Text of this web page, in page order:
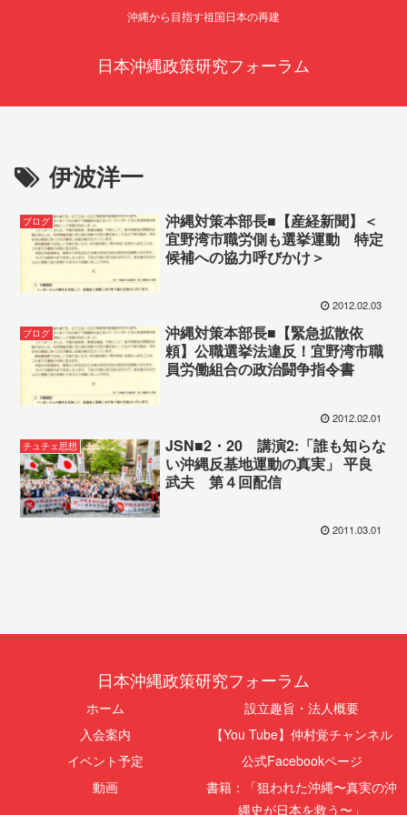
沖縄から目指す祖国日本の再建
日本沖縄政策研究フォーラム
伊波洋一
ブログ
沖縄対策本部長■【産経新聞】＜
宜野湾市職労側も選挙運動 特定
候補への協力呼びかけ＞
2012.02.03
ブログ
沖縄対策本部長■【緊急拡散依
頼】公職選挙法違反！宜野湾市職
員労働組合の政治闘争指令書
2012.02.01
チュチェ思想
JSN■2・20 講演2:「誰も知らな
い沖縄反基地運動の真実」 平良
武夫 第４回配信
2011.03.01
日本沖縄政策研究フォーラム
ホーム
設立趣旨・法人概要
入会案内
【You Tube】仲村覚チャンネル
イベント予定
公式Facebookページ
動画
書籍：「狙われた沖縄〜真実の沖
縄史が日本を救う〜」